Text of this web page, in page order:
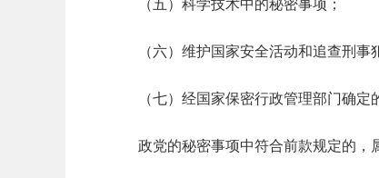
（五）科学技术中的秘密事项；
（六）维护国家安全活动和追查刑事
（七）经国家保密行政管理部门确定
政党的秘密事项中符合前款规定的，